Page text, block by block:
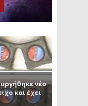
νέο
και έχει